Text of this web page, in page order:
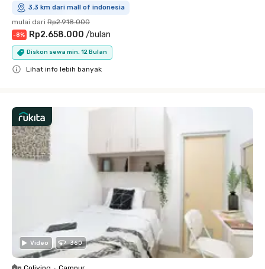
3.3 km dari mall of indonesia
mulai dari Rp2.918.000
-8% Rp2.658.000 /bulan
Diskon sewa min. 12 Bulan
Lihat info lebih banyak
Video 360